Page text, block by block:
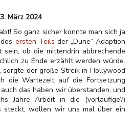
März 2024
So ganz sicher konnte man sich ja
ersten Teils der „Dune“-Adaption
ob die mittendrin abbrechende
zu Ende erzählt werden würde.
der große Streik in Hollywood
die Wartezeit auf die Fortsetzung
das haben wir überstanden, und
Jahre Arbeit in die (vorläufige?)
steckt, wollen wir uns mal über ein